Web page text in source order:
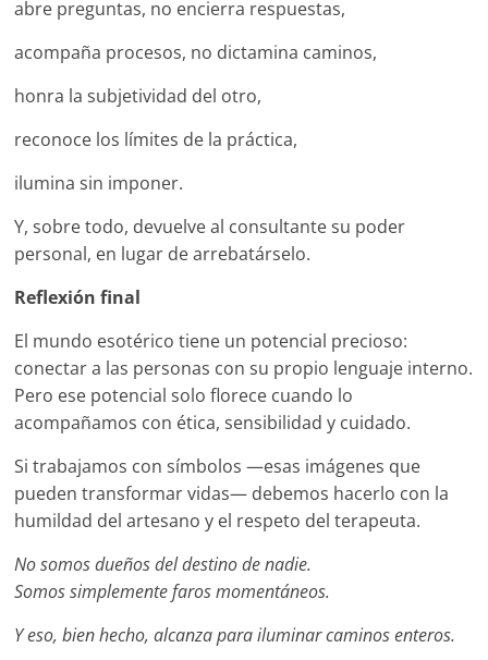
abre preguntas, no encierra respuestas,
acompaña procesos, no dictamina caminos,
honra la subjetividad del otro,
reconoce los límites de la práctica,
ilumina sin imponer.
Y, sobre todo, devuelve al consultante su poder
personal, en lugar de arrebatárselo.
Reflexión final
El mundo esotérico tiene un potencial precioso:
conectar a las personas con su propio lenguaje interno.
Pero ese potencial solo florece cuando lo
acompañamos con ética, sensibilidad y cuidado.
Si trabajamos con símbolos —esas imágenes que
pueden transformar vidas— debemos hacerlo con la
humildad del artesano y el respeto del terapeuta.
No somos dueños del destino de nadie.
Somos simplemente faros momentáneos.
Y eso, bien hecho, alcanza para iluminar caminos enteros.